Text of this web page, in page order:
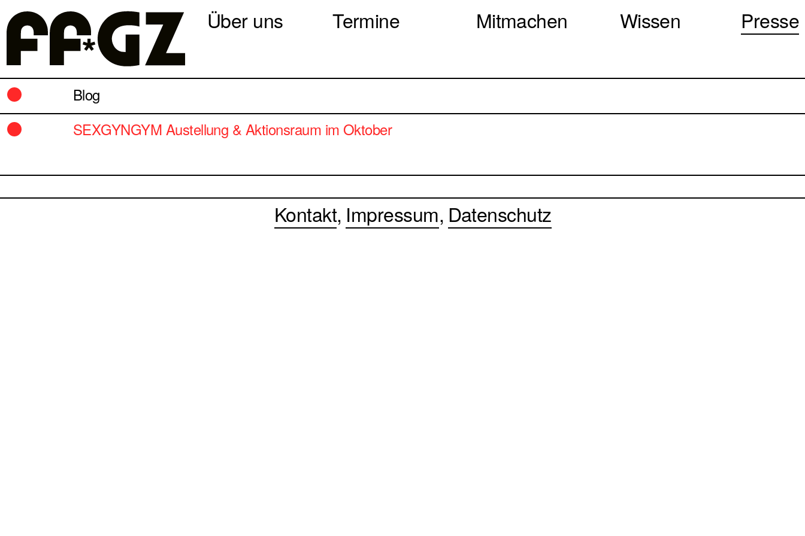
Über uns Termine Mitmachen Wissen Presse
Blog
SEXGYNGYM Austellung & Aktionsraum im Oktober
Kontakt Impressum Datenschutz